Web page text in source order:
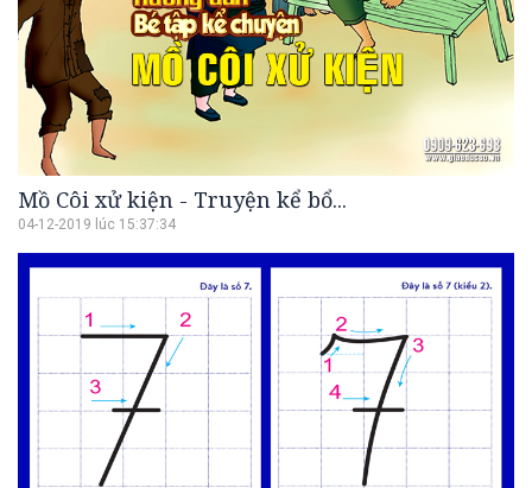
Mồ Côi xử kiện - Truyện kể bổ...
04-12-2019 lúc 15:37:34